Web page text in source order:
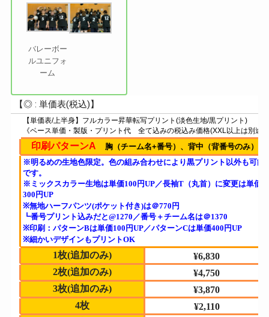
バレーボー
ルユニフォ
ーム